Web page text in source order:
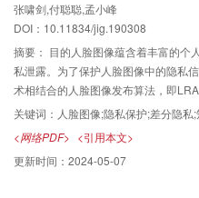
究方向发展。
张啸剑,付聪聪,孟小峰
DOI：10.11834/jig.190308
摘要： 目的人脸图像蕴含着丰富的个
私泄露。为了保护人脸图像中的隐私
术相结合的人脸图像发布算法，即
release algorithm）、SRA（SVD-
algorithm）和ESRA（enhanced
algorithm）。方法为了减少拉普拉斯
像作为实数域2维矩阵，充分利用矩阵
SRA和ESRA算法中，如何选择矩阵
关键词： 人脸图像;隐私保护;差分隐
<网络PDF> <引用本文>
更新时间： 2024-05-07